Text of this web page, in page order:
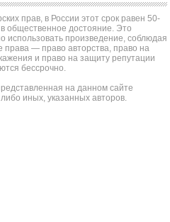
прав, в России этот срок равен 50-
общественное достояние. Это
использовать произведение, соблюдая
— право авторства, право на
и право на защиту репутации
бессрочно.
на данном сайте
иных, указанных авторов.